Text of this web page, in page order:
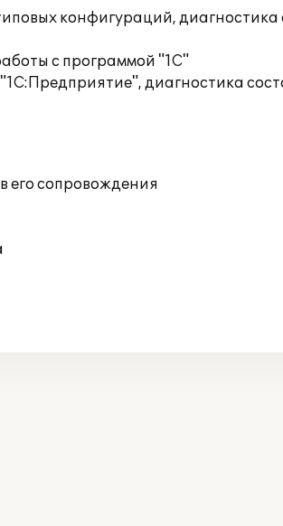
конфигураций,
с программой "1С"
диагностика
его сопровождения